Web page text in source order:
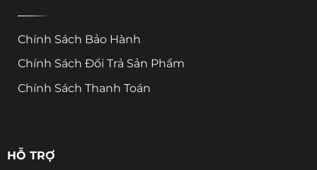
Chính Sách Bảo Hành
Chính Sách Đổi Trả Sản Phẩm
Chính Sách Thanh Toán
HỖ TRỢ